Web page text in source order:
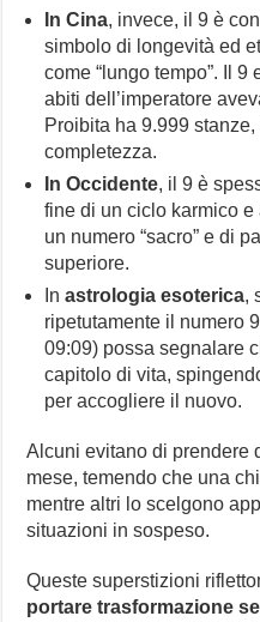
In Cina, invece, il 9 è
simbolo di longevità ed
come “lungo tempo”. Il
abiti dell’imperatore
Proibita ha 9.999
completezza.
In Occidente, il 9 è
fine di un ciclo karmico
un numero “sacro” e di
superiore.
Inastrologia esoterica,
ripetutamente il numero
09:09) possa segnalare
capitolo di vita,
per accogliere il nuovo.
Alcuni evitano di prendere
mese, temendo che una
mentre altri lo scelgono
situazioni in sospeso.
Queste superstizioni
portare trasformazione